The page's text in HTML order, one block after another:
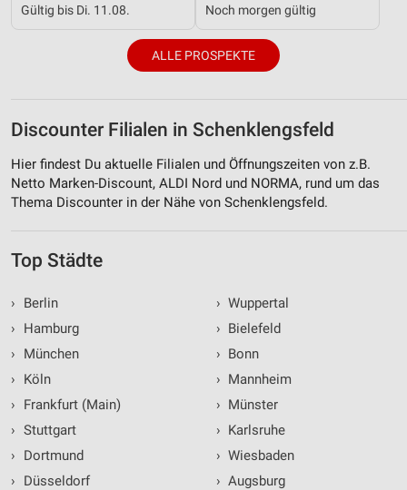
Gültig bis Di. 11.08. Noch morgen gültig
ALLE PROSPEKTE
Discounter Filialen in Schenklengsfeld
Hier findest Du aktuelle Filialen und Öffnungszeiten von z.B.
Netto Marken-Discount, ALDI Nord und NORMA, rund um das
Thema Discounter in der Nähe von Schenklengsfeld.
Top Städte
›
Berlin
›
Hamburg
›
München
›
Köln
›
Frankfurt (Main)
› Stuttgart
›
Dortmund
›
Düsseldorf
› Wuppertal
› Bielefeld
› Bonn
› Mannheim
› Münster
› Karlsruhe
› Wiesbaden
› Augsburg